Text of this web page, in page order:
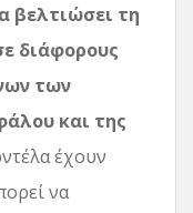
βελτιώσει τη
διάφορους
των
και της
έχουν
να